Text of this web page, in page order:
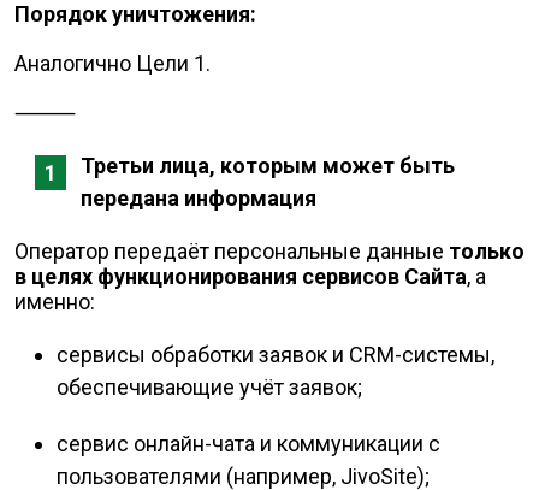
Порядок уничтожения:
Аналогично Цели 1.
⸻
Третьи лица, которым может быть
передана информация
Оператор передаёт персональные данные только
в целях функционирования сервисов Сайта, а
именно:
сервисы обработки заявок и CRM-системы,
обеспечивающие учёт заявок;
сервис онлайн-чата и коммуникации с
пользователями (например, JivoSite);